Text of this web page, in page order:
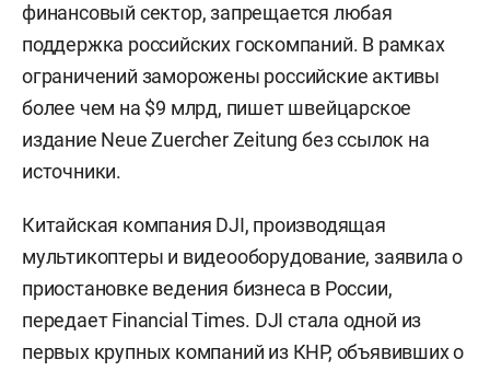
финансовый сектор, запрещается любая
поддержка российских госкомпаний. В рамках
ограничений заморожены российские активы
более чем на $9 млрд, пишет швейцарское
издание Neue Zuercher Zeitung без ссылок на
источники.
Китайская компания DJI, производящая
мультикоптеры и видеооборудование, заявила о
приостановке ведения бизнеса в России,
передает Financial Times. DJI стала одной из
первых крупных компаний из КНР, объявивших о